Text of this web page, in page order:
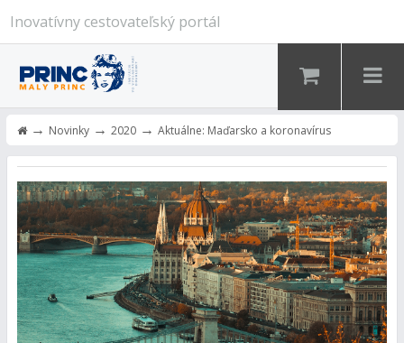
Inovatívny cestovateľský portál
→ Novinky→ 2020→ Aktuálne: Maďarsko a koronavírus